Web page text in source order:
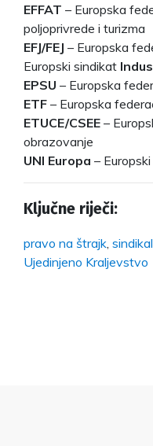
EFFAT – Europska
poljoprivrede i turizma
EFJ/FEJ – Europska
Europski sindikat
EPSU – Europska
ETF – Europska
ETUCE/CSEE –
obrazovanje
UNI Europa –
Ključne riječi:
pravo na štrajk,
Ujedinjeno Kraljevstvo